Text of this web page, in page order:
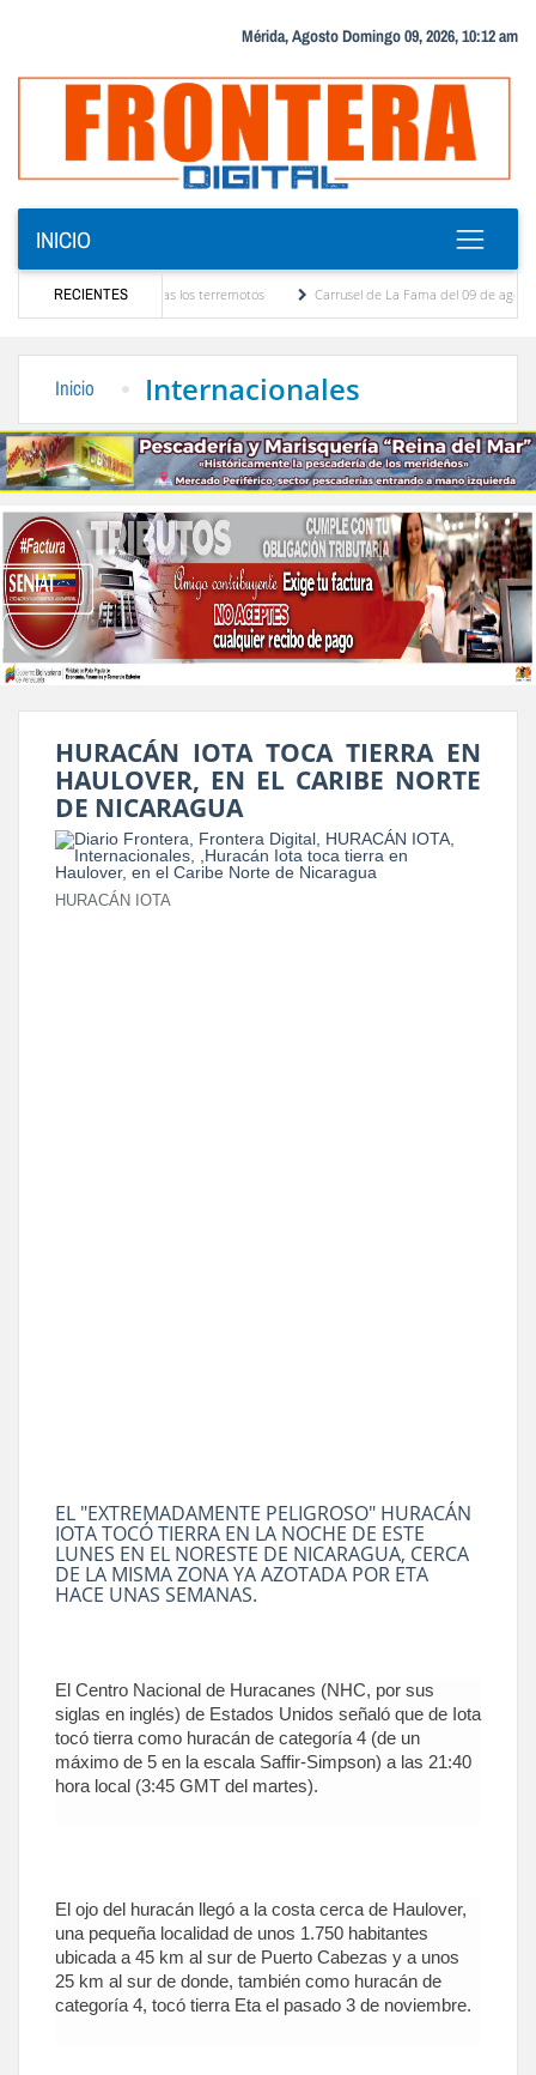
Mérida, Agosto Domingo 09, 2026, 10:12 am
INICIO
RECIENTES
tras los terremotos
Carrusel de La Fama del 09 de agosto de 2026 por
Inicio Internacionales
HURACÁN IOTA TOCA TIERRA EN
HAULOVER, EN EL CARIBE NORTE
DE NICARAGUA
HURACÁN IOTA
EL "EXTREMADAMENTE PELIGROSO" HURACÁN
IOTA TOCÓ TIERRA EN LA NOCHE DE ESTE
LUNES EN EL NORESTE DE NICARAGUA, CERCA
DE LA MISMA ZONA YA AZOTADA POR ETA
HACE UNAS SEMANAS.
El Centro Nacional de Huracanes (NHC, por sus
siglas en inglés) de Estados Unidos señaló que de Iota
tocó tierra como huracán de categoría 4 (de un
máximo de 5 en la escala Saffir-Simpson) a las 21:40
hora local (3:45 GMT del martes).
El ojo del huracán llegó a la costa cerca de Haulover,
una pequeña localidad de unos 1.750 habitantes
ubicada a 45 km al sur de Puerto Cabezas y a unos
25 km al sur de donde, también como huracán de
categoría 4, tocó tierra Eta el pasado 3 de noviembre.